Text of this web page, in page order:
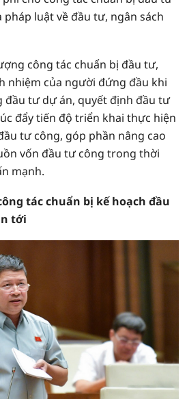
luật về đầu tư, ngân sách
công tác chuẩn bị đầu tư,
nhiệm của người đứng đầu khi
đầu tư dự án, quyết định đầu tư
đẩy tiến độ triển khai thực hiện
tư công, góp phần nâng cao
vốn đầu tư công trong thời
mạnh.
tác chuẩn bị kế hoạch đầu
tới